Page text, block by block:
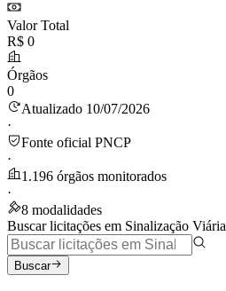
Valor Total
R$ 0
Órgãos
0
Atualizado 10/07/2026
·
Fonte oficial PNCP
·
1.196 órgãos monitorados
·
8 modalidades
Buscar licitações em Sinalização Viária
Buscar